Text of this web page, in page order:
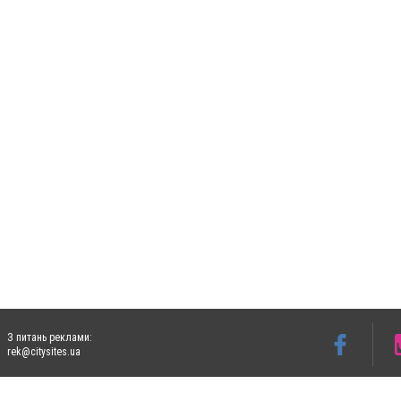
З питань реклами:
rek@citysites.ua